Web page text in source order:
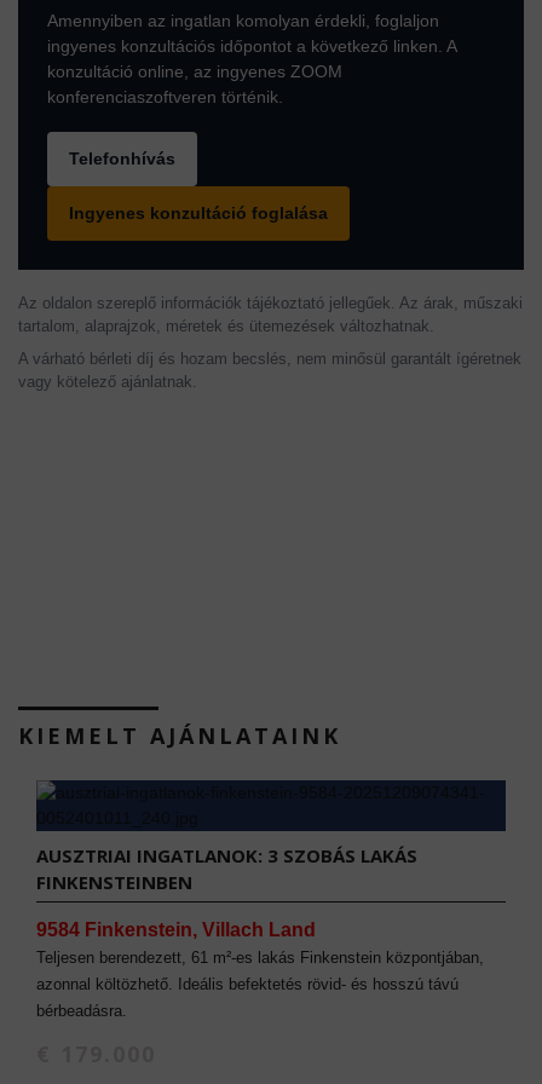
Amennyiben az ingatlan komolyan érdekli, foglaljon
ingyenes konzultációs időpontot a következő linken. A
konzultáció online, az ingyenes ZOOM
konferenciaszoftveren történik.
Telefonhívás
Ingyenes konzultáció foglalása
Az oldalon szereplő információk tájékoztató jellegűek. Az árak, műszaki
tartalom, alaprajzok, méretek és ütemezések változhatnak.
A várható bérleti díj és hozam becslés, nem minősül garantált ígéretnek
vagy kötelező ajánlatnak.
KIEMELT AJÁNLATAINK
AUSZTRIAI INGATLANOK: 3 SZOBÁS LAKÁS
FINKENSTEINBEN
9584 Finkenstein, Villach Land
Teljesen berendezett, 61 m²-es lakás Finkenstein központjában,
azonnal költözhető. Ideális befektetés rövid- és hosszú távú
bérbeadásra.